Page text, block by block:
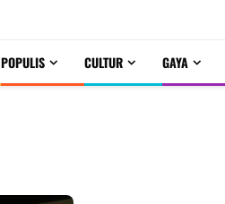
POPULIS CULTUR GAYA